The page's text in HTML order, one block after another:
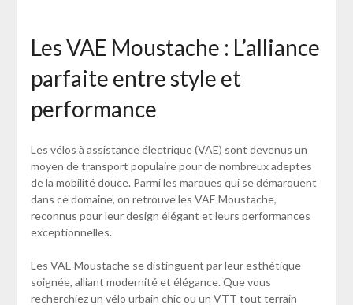
Les VAE Moustache : L’alliance
parfaite entre style et
performance
Les vélos à assistance électrique (VAE) sont devenus un
moyen de transport populaire pour de nombreux adeptes
de la mobilité douce. Parmi les marques qui se démarquent
dans ce domaine, on retrouve les VAE Moustache,
reconnus pour leur design élégant et leurs performances
exceptionnelles.
Les VAE Moustache se distinguent par leur esthétique
soignée, alliant modernité et élégance. Que vous
recherchiez un vélo urbain chic ou un VTT tout terrain